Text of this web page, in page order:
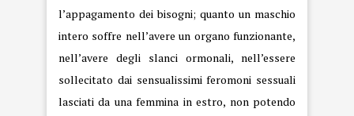
l’appagamento dei bisogni; quanto un maschio
intero soffre nell’avere un organo funzionante,
nell’avere degli slanci ormonali, nell’essere
sollecitato dai sensualissimi feromoni sessuali
lasciati da una femmina in estro, non potendo